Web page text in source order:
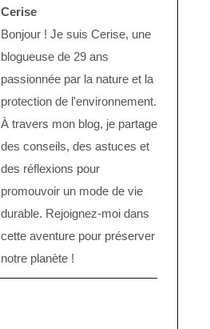
Cerise
Bonjour ! Je suis Cerise, une
blogueuse de 29 ans
passionnée par la nature et la
protection de l'environnement.
À travers mon blog, je partage
des conseils, des astuces et
des réflexions pour
promouvoir un mode de vie
durable. Rejoignez-moi dans
cette aventure pour préserver
notre planète !